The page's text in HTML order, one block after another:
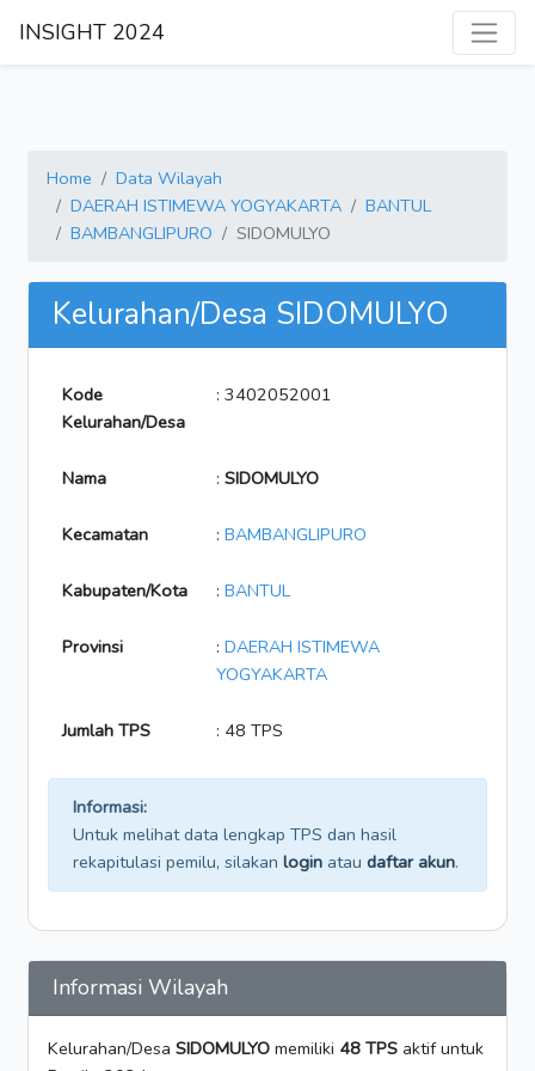
INSIGHT 2024
Home
Data Wilayah
DAERAH ISTIMEWA YOGYAKARTA
BANTUL
BAMBANGLIPURO
SIDOMULYO
Kelurahan/Desa SIDOMULYO
Kode
Kelurahan/Desa
: 3402052001
Nama : SIDOMULYO
Kecamatan : BAMBANGLIPURO
Kabupaten/Kota : BANTUL
Provinsi : DAERAH ISTIMEWA
YOGYAKARTA
Jumlah TPS : 48 TPS
Informasi:
Untuk melihat data lengkap TPS dan hasil
rekapitulasi pemilu, silakan login atau daftar akun.
Informasi Wilayah
Kelurahan/Desa SIDOMULYO memiliki 48 TPS aktif untuk